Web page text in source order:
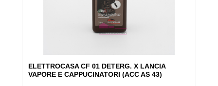
ELETTROCASA CF 01 DETERG. X LANCIA
VAPORE E CAPPUCINATORI (ACC AS 43)